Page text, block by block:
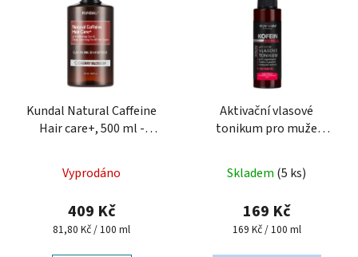
Kundal Natural Caffeine
Hair care+, 500 ml -
kofeinem
Vyprodáno
409 Kč
Měrná
81,80 Kč / 100 ml
Aktivační vlasové
tonikum pro muže
Skladem (5 ks)
169 Kč
Měrná
169 Kč / 100 ml